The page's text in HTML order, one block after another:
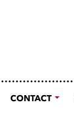
CONTACT